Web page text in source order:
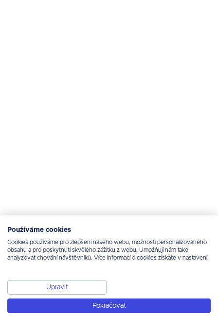
Používáme cookies
Cookies používáme pro zlepšení našeho webu, možnosti personalizovaného
obsahu a pro poskytnutí skvělého zážitku z webu. Umožňují nám také
analyzovat chování návštěvníků. Více informací o cookies získáte v nastavení.
Upravit
Pokračovat